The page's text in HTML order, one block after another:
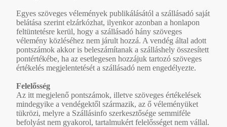
Egyes szöveges vélemények publikálásától a szállásadó saját
belátása szerint elzárkózhat, ilyenkor azonban a honlapon
feltüntetésre kerül, hogy a szállásadó hány szöveges
vélemény közléséhez nem járult hozzá. A vendég által adott
pontszámok akkor is beleszámítanak a szálláshely összesített
pontértékébe, ha az esetlegesen hozzájuk tartozó szöveges
értékelés megjelentetését a szállásadó nem engedélyezte.
Felelősség
Az itt megjelenő pontszámok, illetve szöveges értékelések
mindegyike a vendégektől származik, az ő véleményüket
tükrözi, melyre a Szállásinfo szerkesztősége semmiféle
befolyást nem gyakorol, tartalmukért felelősséget nem vállal.